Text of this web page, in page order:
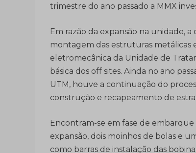
trimestre do ano passado a MMX
Em razão da expansão na unidade,
montagem das estruturas metálicas
eletromecânica da Unidade de
básica dos off sites. Ainda no ano
UTM, houve a continuação do
construção e recapeamento de
Encontram-se em fase de embarque
expansão, dois moinhos de bolas e
como barras de instalação das